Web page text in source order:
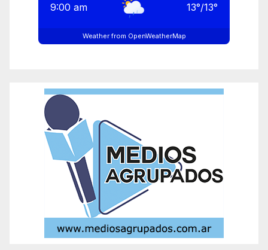
9:00 am 13°/13°
Weather from OpenWeatherMap